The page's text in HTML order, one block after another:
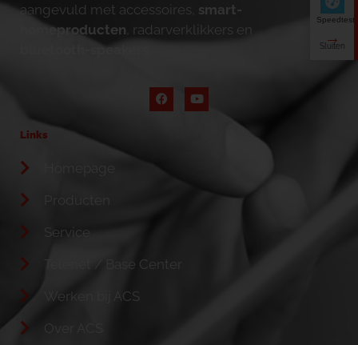
aangevuld met accessoires, smart-
homeproducten , radarverklikkers en
bluetooth-speakers
Links
Service
Telenet / Base Center
Werken bij ACS
Over ACS
Speedtest